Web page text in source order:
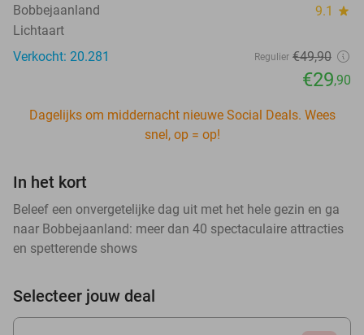
Bobbejaanland 9.1 star
Lichtaart
Verkocht: 20.281
Regulier €49,90
€29,90
Dagelijks om middernacht nieuwe Social Deals. Wees
snel, op = op!
In het kort
Beleef een onvergetelijke dag uit met het hele gezin en ga
naar Bobbejaanland: meer dan 40 spectaculaire attracties
en spetterende shows
Selecteer jouw deal